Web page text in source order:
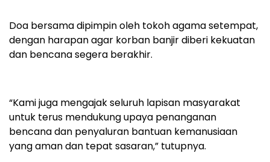
Doa bersama dipimpin oleh tokoh agama setempat,
dengan harapan agar korban banjir diberi kekuatan
dan bencana segera berakhir.
“Kami juga mengajak seluruh lapisan masyarakat
untuk terus mendukung upaya penanganan
bencana dan penyaluran bantuan kemanusiaan
yang aman dan tepat sasaran,” tutupnya.